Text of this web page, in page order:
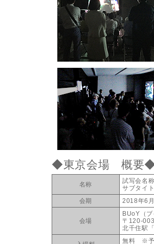
◆東京会場 概要
名称 試写会名称
サブタイト
会期
2018年6
会場
BUoY（
〒120-
北千住駅
無料 ※予